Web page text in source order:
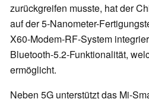
zurückgreifen musste, hat der
auf der 5-Nanometer-
X60-Modem-RF-System
Bluetooth-5.2-Funktionalität,
ermöglicht.
Neben 5G unterstützt das Mi-